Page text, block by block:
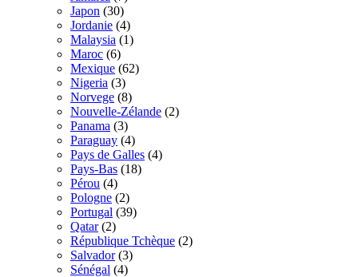
Japon (30)
Jordanie (4)
Malaysia (1)
Maroc (6)
Mexique (62)
Nigeria (3)
Norvege (8)
Nouvelle-Zélande (2)
Panama (3)
Paraguay (4)
Pays de Galles (4)
Pays-Bas (18)
Pérou (4)
Pologne (2)
Portugal (39)
Qatar (2)
République Tchèque (2)
Salvador (3)
Sénégal (4)